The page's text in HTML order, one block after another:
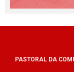
PASTORAL DA